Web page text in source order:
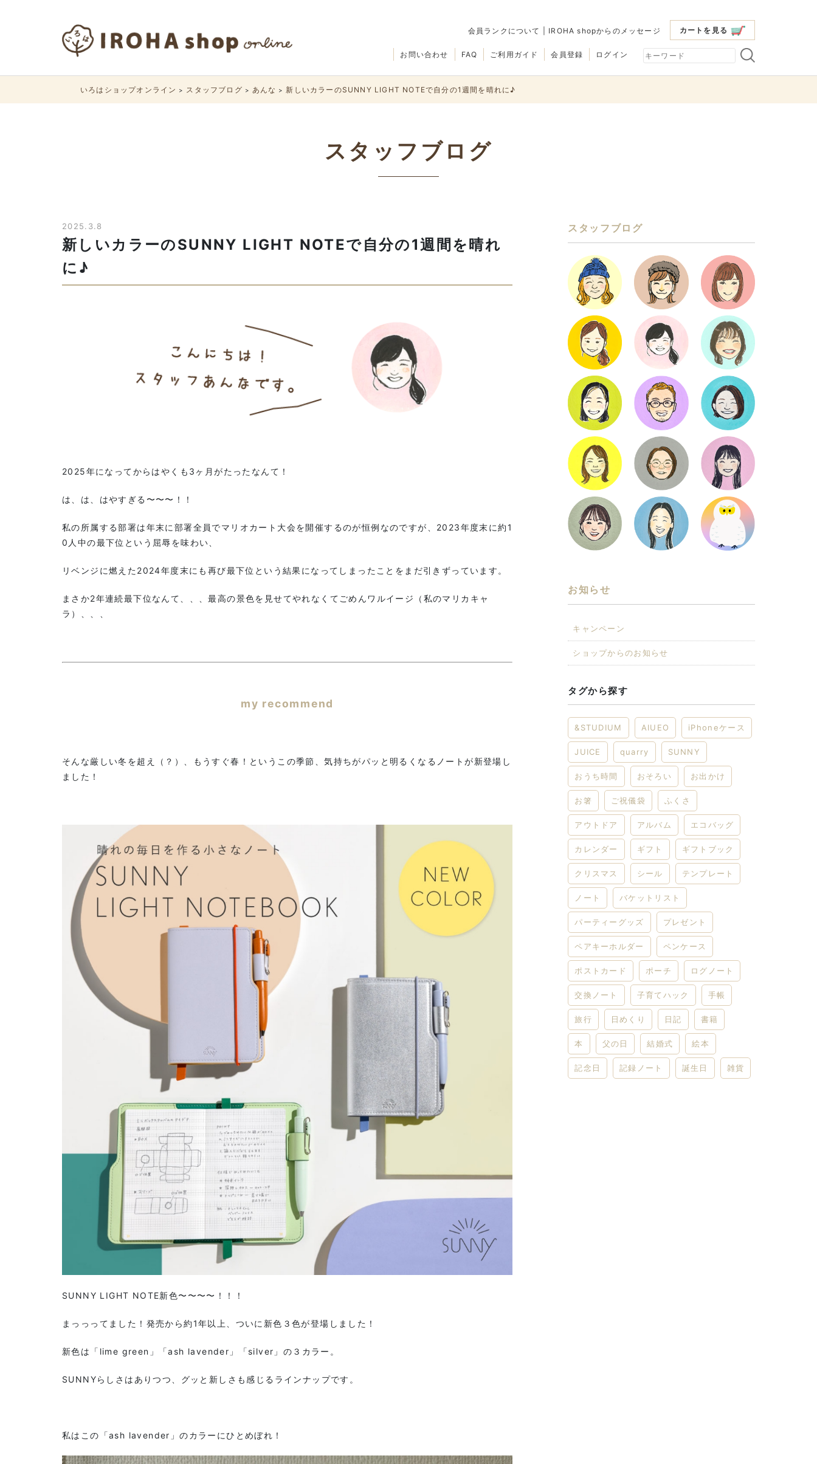
カートを見る
会員ランクについて IROHA shopからのメッセージ
会員登録 ログイン
ご利用ガイド
FAQ
お問い合わせ
いろはショップオンライン > スタッフブログ > あんな > 新しいカラーのSUNNY LIGHT NOTEで自分の1週間を晴れに♪
スタッフブログ
2025.3.8
新しいカラーのSUNNY LIGHT NOTEで自分の1週間を晴れ
に♪
2025年になってからはやくも3ヶ月がたったなんて！
は、は、はやすぎる〜〜〜！！
私の所属する部署は年末に部署全員でマリオカート大会を開催するのが恒例なのですが、2023年度末に約1
0人中の最下位という屈辱を味わい、
リベンジに燃えた2024年度末にも再び最下位という結果になってしまったことをまだ引きずっています。
まさか2年連続最下位なんて、、、最高の景色を見せてやれなくてごめんワルイージ（私のマリカキャ
ラ）、、、
my recommend
そんな厳しい冬を超え（？）、もうすぐ春！というこの季節、気持ちがパッと明るくなるノートが新登場し
ました！
SUNNY LIGHT NOTE新色〜〜〜〜！！！
まっっってました！発売から約1年以上、ついに新色３色が登場しました！
新色は「lime green」「ash lavender」「silver」の３カラー。
SUNNYらしさはありつつ、グッと新しさも感じるラインナップです。
私はこの「ash lavender」のカラーにひとめぼれ！
スタッフブログ
お知らせ
キャンペーン
ショップからのお知らせ
タグから探す
&STUDIUM AIUEO iPhoneケース
JUICE quarry SUNNY
おうち時間 おそろい お出かけ
お箸 ご祝儀袋 ふくさ
アウトドア アルバム エコバッグ
カレンダー ギフト ギフトブック
クリスマス シール テンプレート
ノート バケットリスト
パーティーグッズ プレゼント
ペアキーホルダー ペンケース
ポストカード ポーチ ログノート
交換ノート 子育てハック 手帳
旅行 日めくり 日記 書籍
本 父の日 結婚式 絵本
記念日 記録ノート 誕生日 雑貨